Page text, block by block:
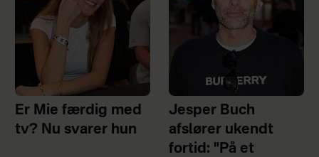
Er Mie færdig med
tv? Nu svarer hun
Jesper Buch
afslører ukendt
fortid: "På et